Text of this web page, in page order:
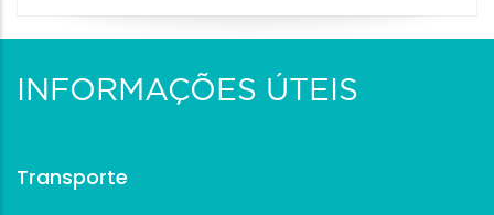
INFORMAÇÕES ÚTEIS
Transporte